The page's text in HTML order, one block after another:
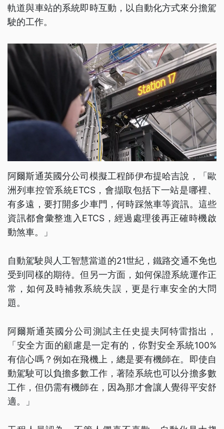
軌道與車站的系統即時互動，以自動化方式來分擔駕
駛的工作。
阿爾斯通英國分公司模擬工程師伊布提哈吉說，「歐
洲列車控管系統ETCS，會擷取包括下一站是哪裡、
有多遠，要打開多少車門，何時踩煞車等資訊。這些
資訊都會彙整進入ETCS，經過處理後再正確時機啟
動煞車。」
自動駕駛與人工智慧當道的21世紀，鐵路交通不免也
受到同樣的期待。但另一方面，如何保證系統運作正
常，如何及時補救系統失誤，更是行車安全的大問
題。
阿爾斯通英國分公司測試主任史提夫阿特雷指出，
「安全方面的顧慮是一定有的，你對安全系統100%
有信心嗎？例如在飛機上，總是要有機師在。即使自
動駕駛可以負擔多數工作，著陸系統也可以分擔多數
工作，但仍需有機師在，因為那才會讓人覺得平安舒
適。」